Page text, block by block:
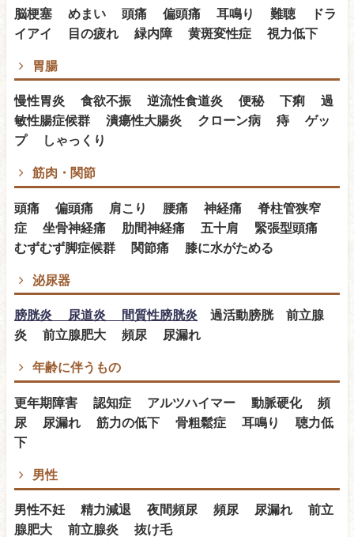
脳梗塞 めまい 頭痛 偏頭痛 耳鳴り 難聴 ドラ
イアイ 目の疲れ 緑内障 黄斑変性症 視力低下
胃腸
慢性胃炎 食欲不振 逆流性食道炎 便秘 下痢 過
敏性腸症候群 潰瘍性大腸炎 クローン病 痔 ゲッ
プ しゃっくり
筋肉・関節
頭痛 偏頭痛 肩こり 腰痛 神経痛 脊柱管狭窄
症 坐骨神経痛 肋間神経痛 五十肩 緊張型頭痛
むずむず脚症候群 関節痛 膝に水がためる
泌尿器
膀胱炎 尿道炎 間質性膀胱炎 過活動膀胱 前立腺
炎 前立腺肥大 頻尿 尿漏れ
年齢に伴うもの
更年期障害 認知症 アルツハイマー 動脈硬化 頻
尿 尿漏れ 筋力の低下 骨粗鬆症 耳鳴り 聴力低
下
男性
男性不妊 精力減退 夜間頻尿 頻尿 尿漏れ 前立
腺肥大 前立腺炎 抜け毛